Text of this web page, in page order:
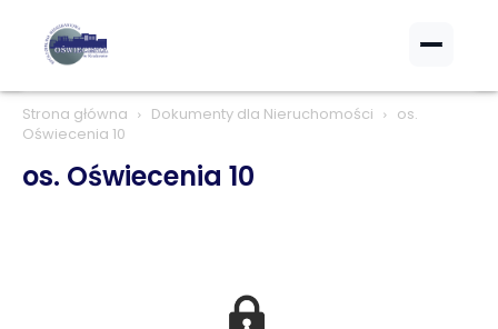
Strona główna Dokumenty dla Nieruchomości
os.
Oświecenia 10
os. Oświecenia 10